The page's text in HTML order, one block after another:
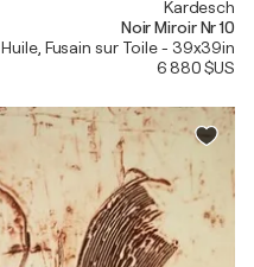
Kardesch
Noir Miroir Nr 10
Huile, Fusain sur Toile - 39x39in
6 880 $US